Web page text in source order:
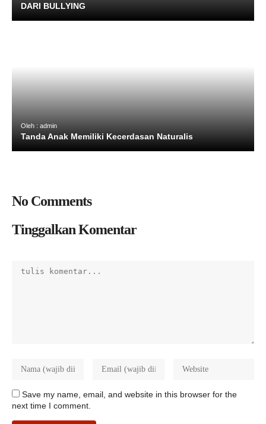
DARI BULLYING
Oleh : admin
Tanda Anak Memiliki Kecerdasan Naturalis
No Comments
Tinggalkan Komentar
Save my name, email, and website in this browser for the
next time I comment.